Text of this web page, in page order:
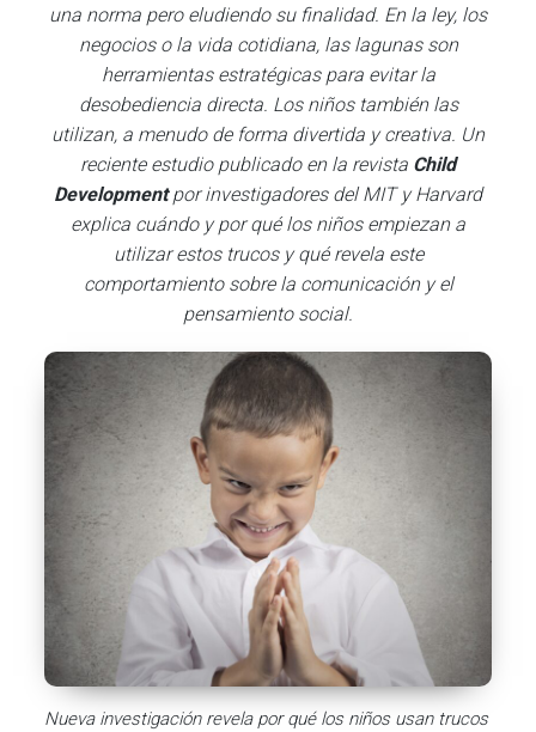
una norma pero eludiendo su finalidad. En la ley, los
negocios o la vida cotidiana, las lagunas son
herramientas estratégicas para evitar la
desobediencia directa. Los niños también las
utilizan, a menudo de forma divertida y creativa. Un
reciente estudio publicado en la revista Child
Developmentpor investigadores del MIT y Harvard
explica cuándo y por qué los niños empiezan a
utilizar estos trucos y qué revela este
comportamiento sobre la comunicación y el
pensamiento social.
Nueva investigación revela por qué los niños usan trucos